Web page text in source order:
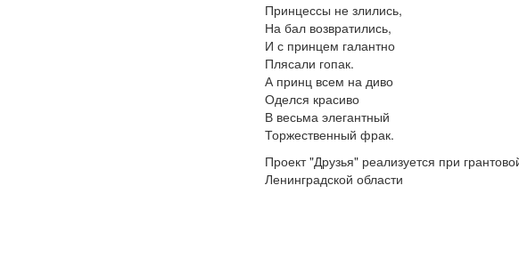
Принцессы не злились,
На бал возвратились,
И с принцем галантно
Плясали гопак.
А принц всем на диво
Оделся красиво
В весьма элегантный
Торжественный фрак.
Проект "Друзья" реализуется при
Ленинградской области